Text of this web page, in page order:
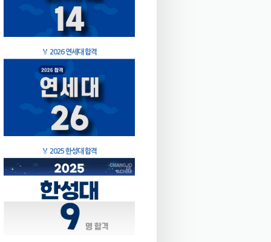
🏅 2026 연세대 합격
🏅 2025 한성대 합격